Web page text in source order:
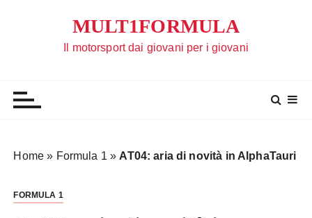
MULT1FORMULA
Il motorsport dai giovani per i giovani
Home » Formula 1 » AT04: aria di novità in AlphaTauri
FORMULA 1